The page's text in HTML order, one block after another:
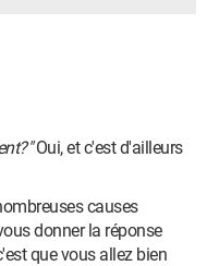
Oui, et c'est d'ailleurs
causes
donner la réponse
que vous allez bien